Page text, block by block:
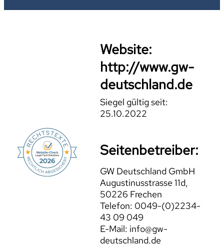
Website:
http://www.gw-
deutschland.de
Siegel gültig seit:
25.10.2022
Seitenbetreiber:
GW Deutschland GmbH
Augustinusstrasse 11d,
50226 Frechen
Telefon: 0049-(0)2234-
43 09 049
E-Mail: info@gw-
deutschland.de